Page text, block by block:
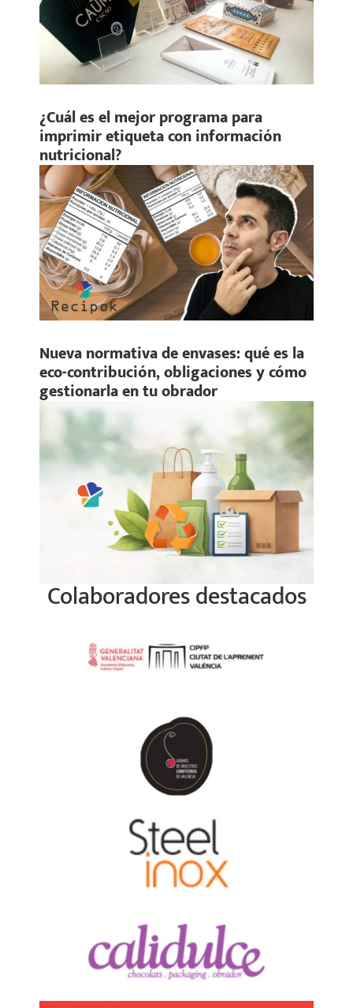
¿Cuál es el mejor programa para
imprimir etiqueta con información
nutricional?
Nueva normativa de envases: qué es la
eco-contribución, obligaciones y cómo
gestionarla en tu obrador
Colaboradores destacados